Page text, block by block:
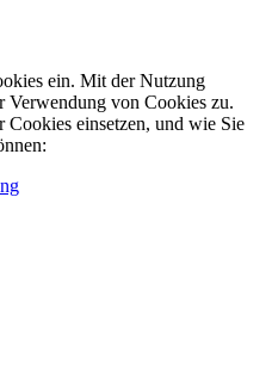
ein. Mit der Nutzung
Verwendung von Cookies zu.
einsetzen, und wie Sie